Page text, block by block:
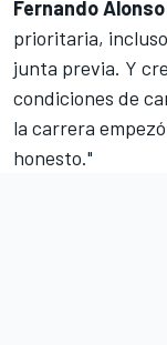
Fernando Alonso
prioritaria,
junta previa. Y
condiciones de
la carrera
honesto."